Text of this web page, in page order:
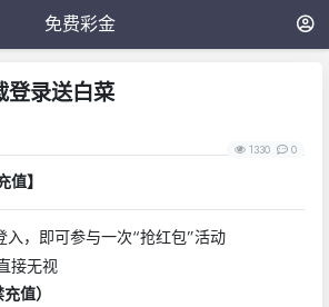
免费彩金
登录送白菜
1330
0
】
入，即可参与一次“抢红包”活动
接无视
值）